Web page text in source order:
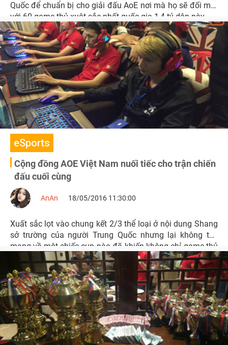
Quốc để chuẩn bị cho giải đấu AoE nơi mà họ sẽ đối mặt
với 60 game thủ xuât sắc nhất quốc gia 1,4 tỷ dân này.
eSports
Cộng đồng AOE Việt Nam nuối tiếc cho trận chiến
đấu cuối cùng
AnAn 18/05/2016 11:30:00
Xuất sắc lọt vào chung kết 2/3 thể loại ở nội dung Shang
sở trường của người Trung Quốc nhưng lại không thể
mang về một chiếc cup nào đã khiến không chỉ game thủ
mà cả khán giả Việt Nam cũng cảm thấy nuối tiếc.